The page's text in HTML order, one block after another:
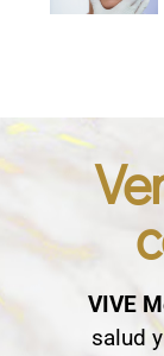
VIVE
salud